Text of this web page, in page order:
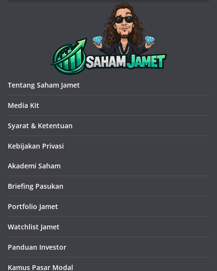
Tentang Saham Jamet
Media Kit
Syarat & Ketentuan
Kebijakan Privasi
Akademi Saham
Briefing Pasukan
Portfolio Jamet
Watchlist Jamet
Panduan Investor
Kamus Pasar Modal